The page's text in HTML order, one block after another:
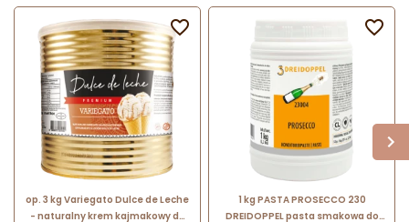
op. 3 kg Variegato Dulce de Leche
- naturalny krem kajmakowy do

1 kg PASTA PROSECCO 230
DREIDOPPEL pasta smakowa do
